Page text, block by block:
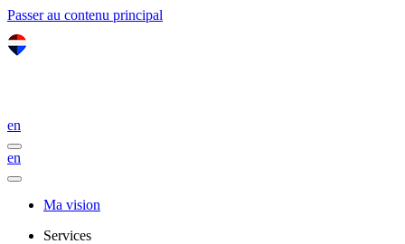
Passer au contenu principal
en
en
Ma vision
Services